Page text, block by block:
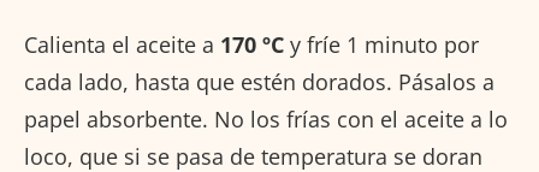
Calienta el aceite a 170 ºC y fríe 1 minuto por
cada lado, hasta que estén dorados. Pásalos a
papel absorbente. No los frías con el aceite a lo
loco, que si se pasa de temperatura se doran